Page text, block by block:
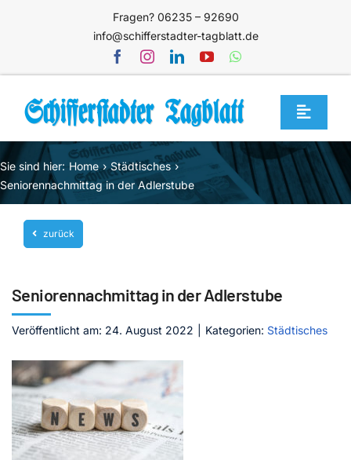
Fragen? 06235 – 92690
info@schifferstadter-tagblatt.de
Toggle
Home
Themen
Blog
Unternehmen
Mediathek
Kontakt
Sie sind hier: Home
Städtisches
Seniorennachmittag in der Adlerstube
zurück
Seniorennachmittag in der Adlerstube
Veröffentlicht am: 24. August 2022 Kategorien: Städtisches